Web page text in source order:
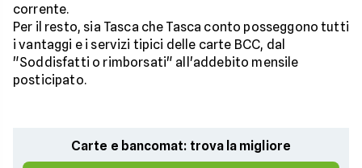
corrente.
Per il resto, sia Tasca che Tasca conto posseggono tutti
i vantaggi e i servizi tipici delle carte BCC, dal
"Soddisfatti o rimborsati" all'addebito mensile
posticipato.
Carte e bancomat: trova la migliore